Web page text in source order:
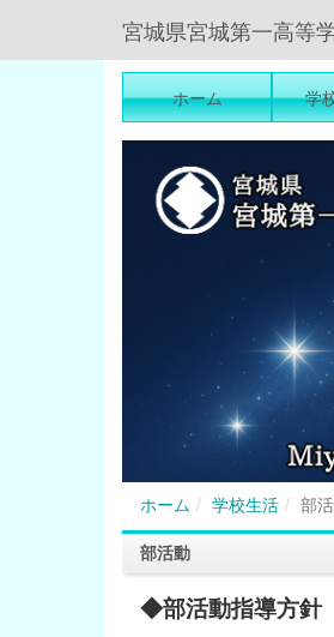
宮城県宮城第一高等
ホーム 学
ホーム 学校生活
部
部活動
◆部活動指導方針